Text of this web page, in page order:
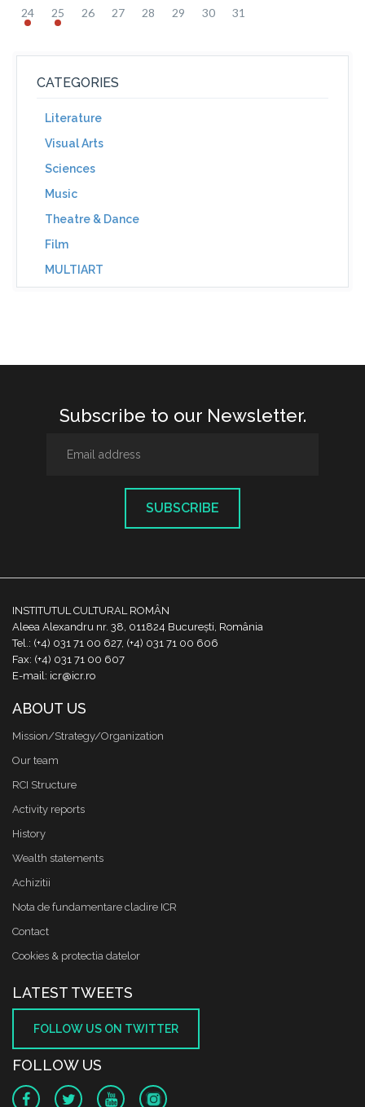
24 25 26 27 28 29 30 31
CATEGORIES
Literature
Visual Arts
Sciences
Music
Theatre & Dance
Film
MULTIART
Subscribe to our Newsletter.
SUBSCRIBE
INSTITUTUL CULTURAL ROMÂN
Aleea Alexandru nr. 38, 011824 București, România
Tel.: (+4) 031 71 00 627, (+4) 031 71 00 606
Fax: (+4) 031 71 00 607
E-mail: icr@icr.ro
ABOUT US
Mission/Strategy/Organization
Our team
RCI Structure
Activity reports
History
Wealth statements
Achizitii
Nota de fundamentare cladire ICR
Contact
Cookies & protectia datelor
LATEST TWEETS
FOLLOW US ON TWITTER
FOLLOW US